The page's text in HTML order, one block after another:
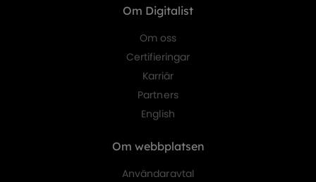
Om Digitalist
Om oss
Certifieringar
Karriär
Partners
English
Om webbplatsen
Användaravtal